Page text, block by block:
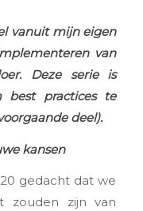
vanuit mijn eigen
van
Deze serie is
best practices te
deel).
kansen
gedacht dat we
zouden zijn van